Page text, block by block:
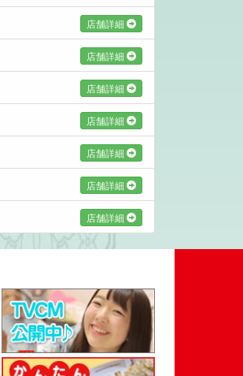
店舗詳細
店舗詳細
店舗詳細
店舗詳細
店舗詳細
店舗詳細
店舗詳細